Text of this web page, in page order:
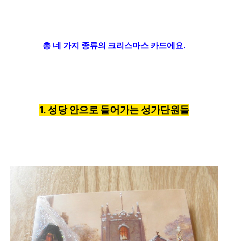
총 네 가지 종류의 크리스마스 카드에요.
1. 성당 안으로 들어가는 성가단원들